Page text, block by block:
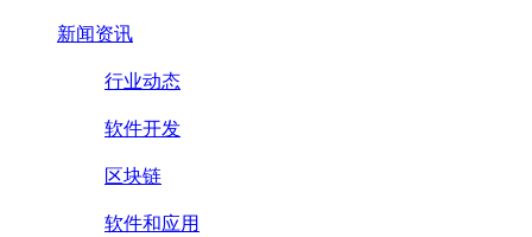
新闻资讯
行业动态
软件开发
区块链
软件和应用